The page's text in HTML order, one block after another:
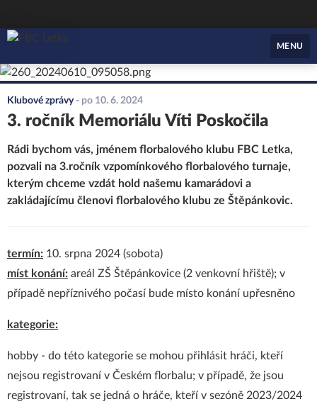
FBC Letka
MENU
Klubové zprávy - po 10. 6. 2024
3. ročník Memoriálu Víti Poskočila
Rádi bychom vás, jménem florbalového klubu FBC Letka,
pozvali na 3.ročník vzpomínkového florbalového turnaje,
kterým chceme vzdát hold našemu kamarádovi a
zakládajícímu členovi florbalového klubu ze Štěpánkovic.
termín: 10. srpna 2024 (sobota)
míst konání: areál ZŠ Štěpánkovice (2 venkovní hřiště); v
případě nepříznivého počasí bude místo konání upřesněno
kategorie:
hobby - do této kategorie se mohou přihlásit hráči, kteří
nejsou registrovaní v Českém florbalu; v případě, že jsou
registrovaní, tak se jedná o hráče, kteří v sezóně 2023/2024